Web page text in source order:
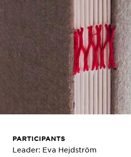
PARTICIPANTS
Leader: Eva Hejdström